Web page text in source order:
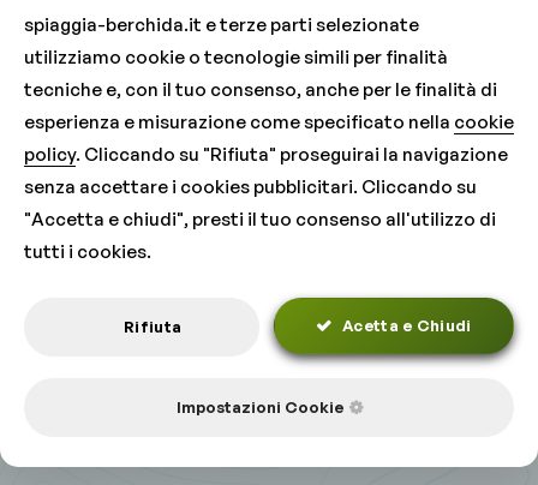
© 2026 Riproduzione Riservata
P.IVA: 02320060227 Privacy Policy-
Termini di Utilizzo
Direzione tecnica Vivisardegna SNC (P.Iva: 01575250913)
spiaggia-berchida.it e terze parti selezionate
utilizziamo cookie o tecnologie simili per finalità
tecniche e, con il tuo consenso, anche per le finalità di
esperienza e misurazione come specificato nella cookie
policy. Cliccando su "Rifiuta" proseguirai la navigazione
senza accettare i cookies pubblicitari. Cliccando su
"Accetta e chiudi", presti il tuo consenso all'utilizzo di
tutti i cookies.
Acetta e Chiudi
Rifiuta
Impostazioni Cookie